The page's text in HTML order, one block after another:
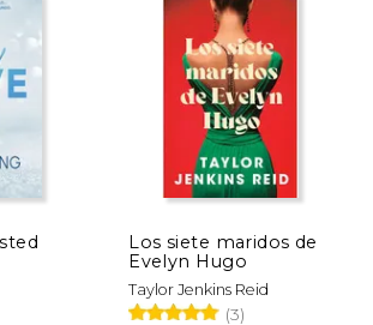
15%
dcto.
Los siete maridos de
Evelyn Hugo
Taylor Jenkins Reid
(3)